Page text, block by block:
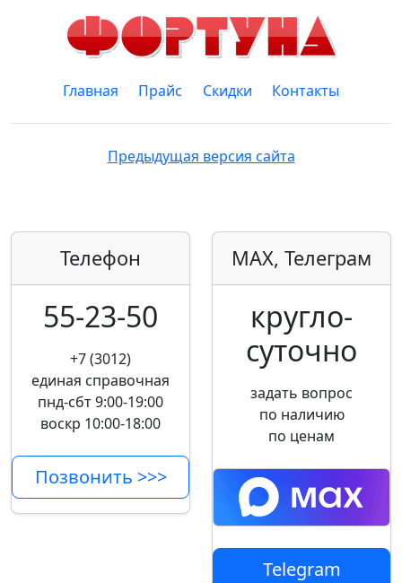
Главная Прайс Скидки Контакты
Предыдущая версия сайта
Телефон
55-23-50
+7 (3012)
единая справочная
пнд-сбт 9:00-19:00
воскр 10:00-18:00
Позвонить >>>
MAX, Телеграм
кругло­
суточно
задать вопрос
по наличию
по ценам
Telegram